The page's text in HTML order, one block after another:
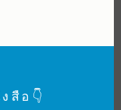
สือ👇